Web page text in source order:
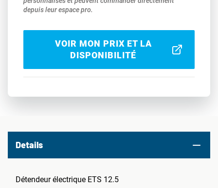
depuis leur espace pro.
VOIR MON PRIX ET LA
DISPONIBILITÉ
Details
Détendeur électrique ETS 12.5